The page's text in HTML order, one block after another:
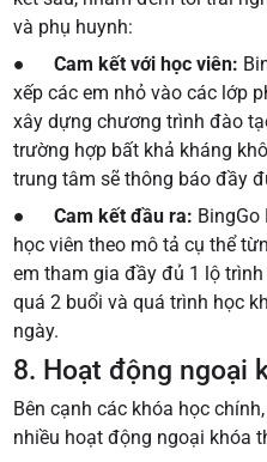
và phụ huynh:
● Cam kết với học viên:
xếp các em nhỏ vào các lớp
xây dựng chương trình đào
trường hợp bất khả kháng
trung tâm sẽ thông báo đầy
● Cam kết đầu ra: BingGo
học viên theo mô tả cụ thể
em tham gia đầy đủ 1 lộ
quá 2 buổi và quá trình học
ngày.
8. Hoạt động ngoại
Bên cạnh các khóa học
nhiều hoạt động ngoại khóa